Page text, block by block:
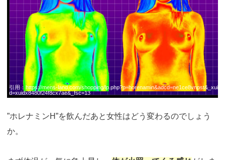
引用： https://mens-land.com/shopping/lp.php?p=horenamin&adcd=ne1ce8vnpst&_xui
d=xuidx8480f24f8cx7ae&_fsc=13
”ホレナミンH”を飲んだあと女性はどう変わるのでしょう
か。